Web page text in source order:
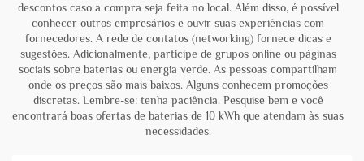
descontos caso a compra seja feita no local. Além disso, é possível
conhecer outros empresários e ouvir suas experiências com
fornecedores. A rede de contatos (networking) fornece dicas e
sugestões. Adicionalmente, participe de grupos online ou páginas
sociais sobre baterias ou energia verde. As pessoas compartilham
onde os preços são mais baixos. Alguns conhecem promoções
discretas. Lembre-se: tenha paciência. Pesquise bem e você
encontrará boas ofertas de baterias de 10 kWh que atendam às suas
necessidades.